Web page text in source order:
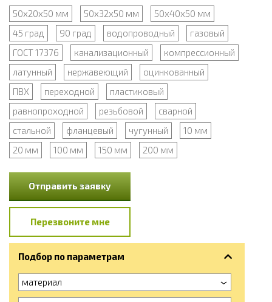
50х20х50 мм 50х32х50 мм
50х40х50 мм
45 град
90 град водопроводный
газовый
ГОСТ 17376
канализационный
компрессионный
латунный
нержавеющий
оцинкованный
ПВХ
переходной
пластиковый
равнопроходной
резьбовой
сварной
стальной
фланцевый чугунный
10 мм
20 мм
100 мм 150 мм 200 мм
Отправить заявку
Перезвоните мне
Подбор по параметрам
материал